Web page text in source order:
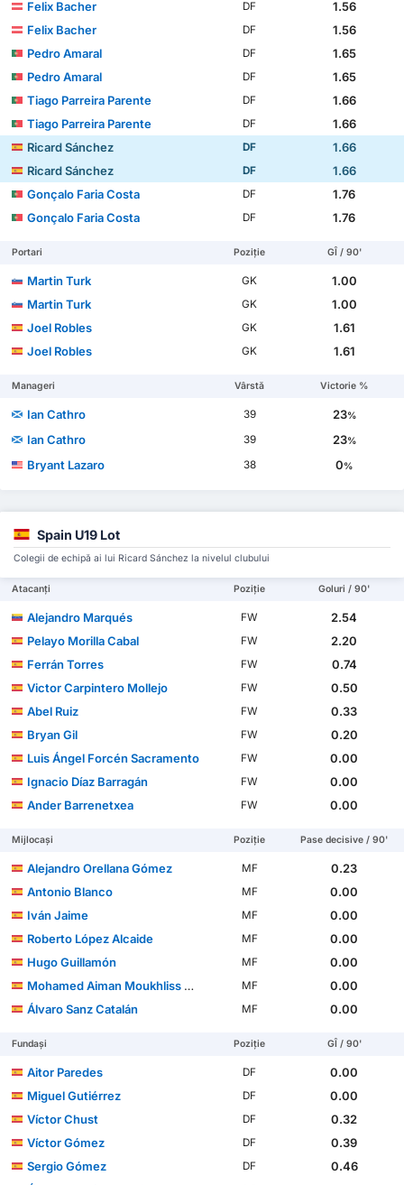
Felix Bacher DF
1.56
Felix Bacher
DF
1.56
Pedro Amaral
DF
1.65
Pedro Amaral
DF
1.65
Tiago Parreira Parente
DF
1.66
Tiago Parreira Parente
DF
1.66
Ricard Sánchez
DF
1.66
Ricard Sánchez
DF
1.66
Gonçalo Faria Costa
DF
1.76
Gonçalo Faria Costa
DF 1.76
Portari Poziție GÎ / 90'
Martin Turk GK
1.00
Martin Turk
GK
1.00
Joel Robles
GK
1.61
Joel Robles
GK 1.61
Manageri Vârstă Victorie %
Ian Cathro 39 23%
Ian Cathro 39 23%
Bryant Lazaro 38 0%
Spain U19 Lot
Colegii de echipă ai lui Ricard Sánchez la nivelul clubului
Atacanți Poziție Goluri / 90'
Alejandro Marqués FW
2.54
Pelayo Morilla Cabal
FW
2.20
Ferrán Torres
FW
0.74
Victor Carpintero Mollejo
FW
0.50
Abel Ruiz
FW
0.33
Bryan Gil
FW
0.20
Luis Ángel Forcén Sacramento
FW
0.00
Ignacio Díaz Barragán
FW
0.00
Ander Barrenetxea
FW 0.00
Mijlocași Poziție Pase decisive / 90'
Alejandro Orellana Gómez MF
0.23
Antonio Blanco
MF
0.00
Iván Jaime
MF
0.00
Roberto López Alcaide
MF
0.00
Hugo Guillamón
MF
0.00
Mohamed Aiman Moukhliss Agmir
MF
0.00
Álvaro Sanz Catalán
MF 0.00
Fundași Poziție GÎ / 90'
Aitor Paredes DF
0.00
Miguel Gutiérrez
DF
0.00
Víctor Chust
DF
0.32
Víctor Gómez
DF
0.39
Sergio Gómez
DF
0.46